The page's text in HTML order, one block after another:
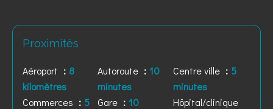
Proximités
Aéroport
8
kilomètres
Autoroute
10
minutes
Centre ville
5
minutes
Commerces
5
Gare
10
Hôpital/clinique